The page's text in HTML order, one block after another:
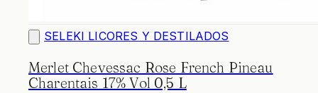
SELEKI LICORES Y DESTILADOS
Merlet Chevessac Rose French Pineau
Charentais 17% Vol 0,5 L